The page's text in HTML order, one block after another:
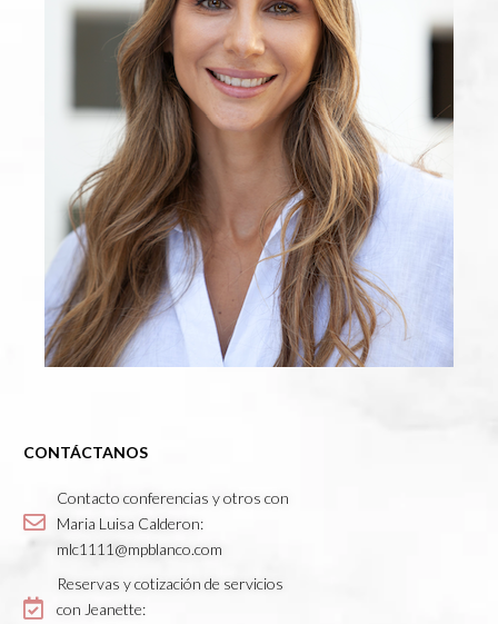
CONTÁCTANOS
Contacto conferencias y otros con
Maria Luisa Calderon:
mlc1111@mpblanco.com
Reservas y cotización de servicios
con Jeanette: